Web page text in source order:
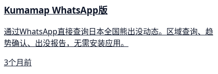
Kumamap WhatsApp版
通过WhatsApp直接查询日本全国熊出没动态。区域查询、趋
势确认、出没报告，无需安装应用。
3个月前